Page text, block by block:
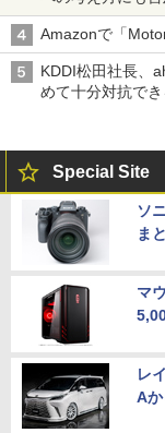
Amazonで「
KDDI松田社長、
めて十分対抗でき
Special Site
ソ
ま
マ
レ
Aか